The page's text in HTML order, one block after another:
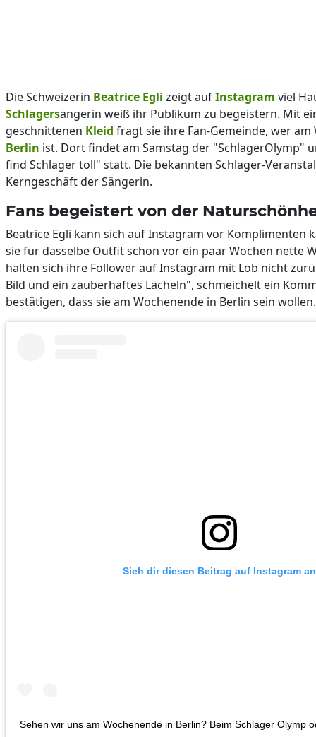
Die Schweizerin Beatrice Egli zeigt aufInstagram viel
Schlagersängerin weiß ihr Publikum zu begeistern. Mit
geschnittenen Kleid fragt sie ihre Fan-Gemeinde, wer am
Berlin ist. Dort findet am Samstag der "SchlagerOlymp"
find Schlager toll" statt. Die bekannten Schlager-
Kerngeschäft der Sängerin.
Fans begeistert von der
Beatrice Egli kann sich auf Instagram vor Komplimenten
sie für dasselbe Outfit schon vor ein paar Wochen nette
halten sich ihre Follower auf Instagram mit Lob nicht
Bild und ein zauberhaftes Lächeln", schmeichelt ein
bestätigen, dass sie am Wochenende in Berlin sein wollen.
Sieh dir diesen Beitrag auf Instagram an
Sehen wir uns am Wochenende in Berlin? Beim Schlager Olymp